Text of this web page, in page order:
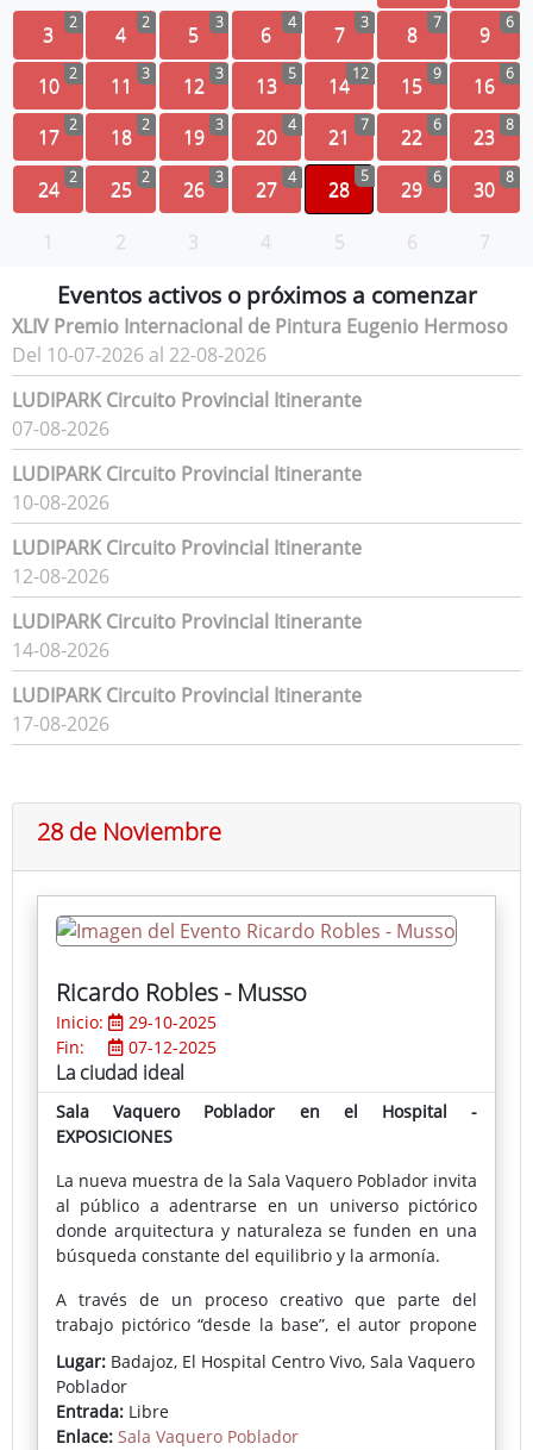
3 2 4 2 5 3 6 4 7 3 8 7 9 6
10 2 11 3 12 3 13 5 1412 15 9 16 6
17 2 18 2 19 3 20 4 21 7 22 6 23 8
24 2 25 2 26 3 27 4 28
5
29 6 30 8
1 2 3 4 5 6 7
Eventos activos o próximos a comenzar
XLIV Premio Internacional de Pintura Eugenio Hermoso
Del 10-07-2026 al 22-08-2026
LUDIPARK Circuito Provincial Itinerante
07-08-2026
LUDIPARK Circuito Provincial Itinerante
10-08-2026
LUDIPARK Circuito Provincial Itinerante
12-08-2026
LUDIPARK Circuito Provincial Itinerante
14-08-2026
LUDIPARK Circuito Provincial Itinerante
17-08-2026
28 de Noviembre
Ricardo Robles - Musso
Inicio:
29-10-2025
Fin:
07-12-2025
La ciudad ideal
Sala Vaquero Poblador en el Hospital -
EXPOSICIONES
La nueva muestra de la Sala Vaquero Poblador invita
al público a adentrarse en un universo pictórico
donde arquitectura y naturaleza se funden en una
búsqueda constante del equilibrio y la armonía.
A través de un proceso creativo que parte del
trabajo pictórico “desde la base”, el autor propone
un recorrido por una serie de obras que invitan a
descubrir una ciudad ideal, una utopía personal
que se transforma con la mirada de cada
espectador.
Lugar: Badajoz, El Hospital Centro Vivo, Sala Vaquero
Poblador
Entrada: Libre
Enlace: Sala Vaquero Poblador